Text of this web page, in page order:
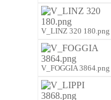
V_LINZ 320 180.png
V_FOGGIA 3864.png